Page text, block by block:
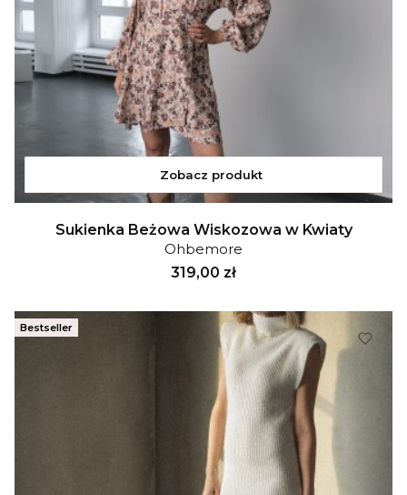
Zobacz produkt
Sukienka Beżowa Wiskozowa w Kwiaty
Ohbemore
Cena
319,00 zł
Bestseller